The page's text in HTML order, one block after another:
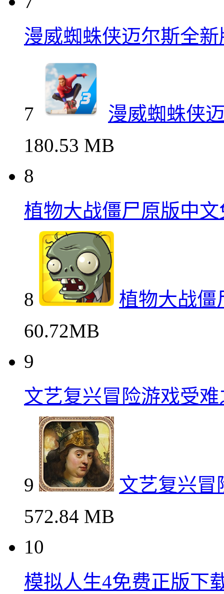
漫威蜘蛛侠迈尔斯全
7
漫威蜘蛛侠
180.53 MB
8
植物大战僵尸原版中
8
植物大战僵
60.72MB
9
文艺复兴冒险游戏受
9
文艺复兴冒
572.84 MB
10
模拟人生4免费正版下